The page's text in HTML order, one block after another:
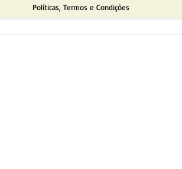
Políticas, Termos e Condições